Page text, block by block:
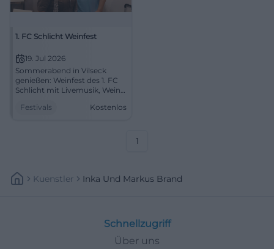
1. FC Schlicht Weinfest
19. Jul 2026
Sommerabend in Vilseck
genießen: Weinfest des 1. FC
Schlicht mit Livemusik, Wein
Eintritt frei. Gesellig feiern,
Festivals Kostenlos
1
Kuenstler Inka Und Markus Brand
Schnellzugriff
Über uns